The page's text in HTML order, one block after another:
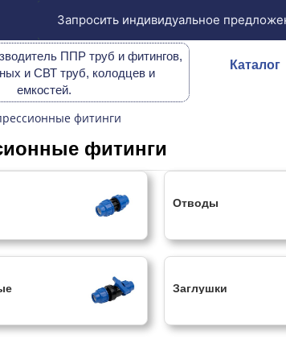
Запросить индивидуальное
ППР труб и фитингов,
и СВТ труб, колодцев и
емкостей.
Каталог
фитинги
фитинги
Отводы
Заглушки